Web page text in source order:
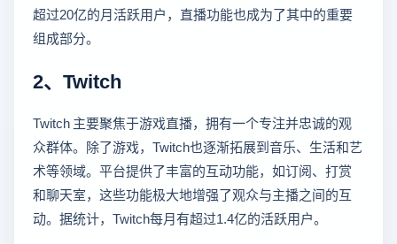
超过20亿的月活跃用户，直播功能也成为了其中的重要
组成部分。
2、Twitch
Twitch 主要聚焦于游戏直播，拥有一个专注并忠诚的观
众群体。除了游戏，Twitch也逐渐拓展到音乐、生活和艺
术等领域。平台提供了丰富的互动功能，如订阅、打赏
和聊天室，这些功能极大地增强了观众与主播之间的互
动。据统计，Twitch每月有超过1.4亿的活跃用户。